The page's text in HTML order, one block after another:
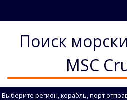
Поиск
MSC
Выберите регион, корабль, порт